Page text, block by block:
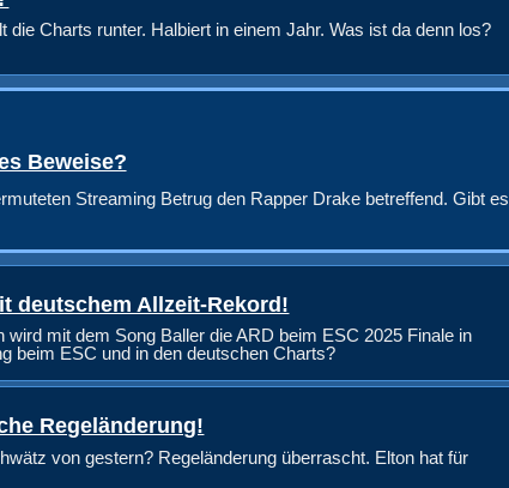
Charts runter. Halbiert in einem Jahr. Was ist da denn los?
Beweise?
Streaming Betrug den Rapper Drake betreffend. Gibt es
deutschem Allzeit-Rekord!
mit dem Song Baller die ARD beim ESC 2025 Finale in
beim ESC und in den deutschen Charts?
Regeländerung!
von gestern? Regeländerung überrascht. Elton hat für